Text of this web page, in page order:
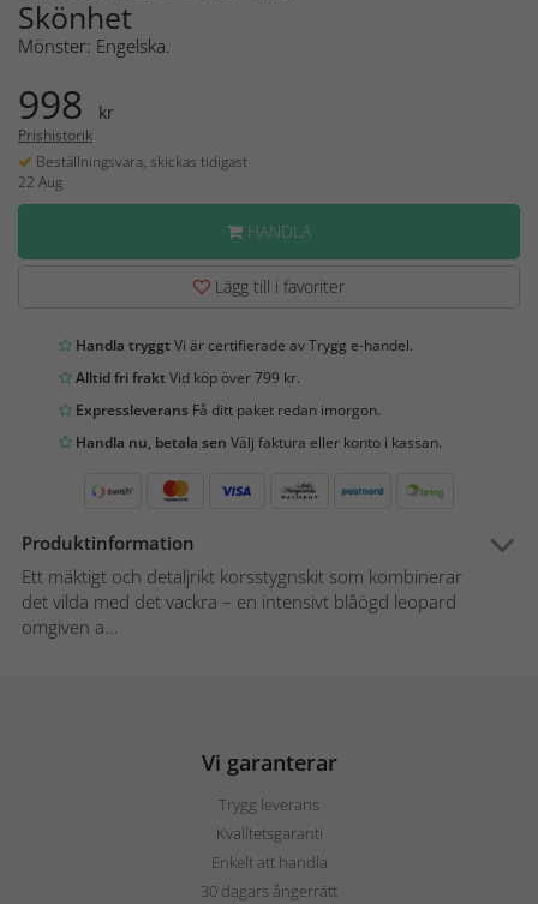
Skönhet
Mönster: Engelska.
998 kr
Prishistorik
Beställningsvara, skickas tidigast
22 Aug
HANDLA
Lägg till i favoriter
Handla tryggtVi är certifierade av Trygg e-handel.
Alltid fri fraktVid köp över 799 kr.
Expressleverans Få ditt paket redan imorgon.
Handla nu, betala sen Välj faktura eller konto i kassan.
Produktinformation
Ett mäktigt och detaljrikt korsstygnskit som kombinerar
det vilda med det vackra – en intensivt blåögd leopard
omgiven a...
Vi garanterar
Trygg leverans
Kvalitetsgaranti
Enkelt att handla
30 dagars ångerrätt